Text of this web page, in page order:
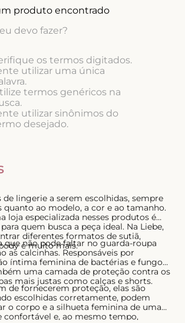
produto encontrado
devo fazer?
os termos digitados.
utilizar uma única
termos genéricos na
utilizar sinônimos do
desejado.
de lingerie a serem escolhidas, sempre
quanto ao modelo, a cor e ao tamanho.
loja especializada nesses produtos é
quem busca a peça ideal. Na Liebe,
diferentes formatos de sutiã,
e muito mais.
que não pode faltar no guarda-roupa
as calcinhas. Responsáveis por
íntima feminina de bactérias e fungos,
uma camada de proteção contra os
mais justas como calças e shorts.
de fornecerem proteção, elas são
escolhidas corretamente, podem
o corpo e a silhueta feminina de uma
confortável e, ao mesmo tempo,